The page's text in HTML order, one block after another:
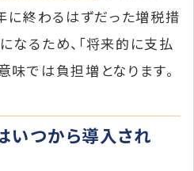
に終わるはずだった増税措
なるため、「将来的に支払
味では負担増となります。
いつから導入され